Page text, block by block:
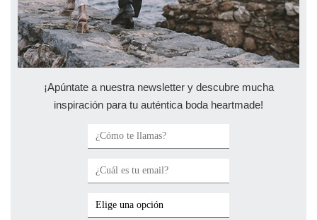
¡Apúntate a nuestra newsletter y descubre mucha
inspiración para tu auténtica boda heartmade!